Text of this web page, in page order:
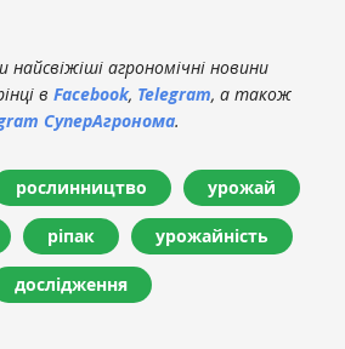
агрономічні новини
в Facebook, Telegram, а також
СуперАгронома.
рослинництво урожай
ріпак урожайність
дослідження